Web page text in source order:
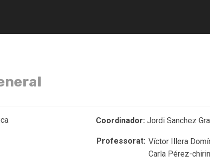
Coordinador: Jordi Sanchez
Professorat: Víctor Illera
Carla Pérez-